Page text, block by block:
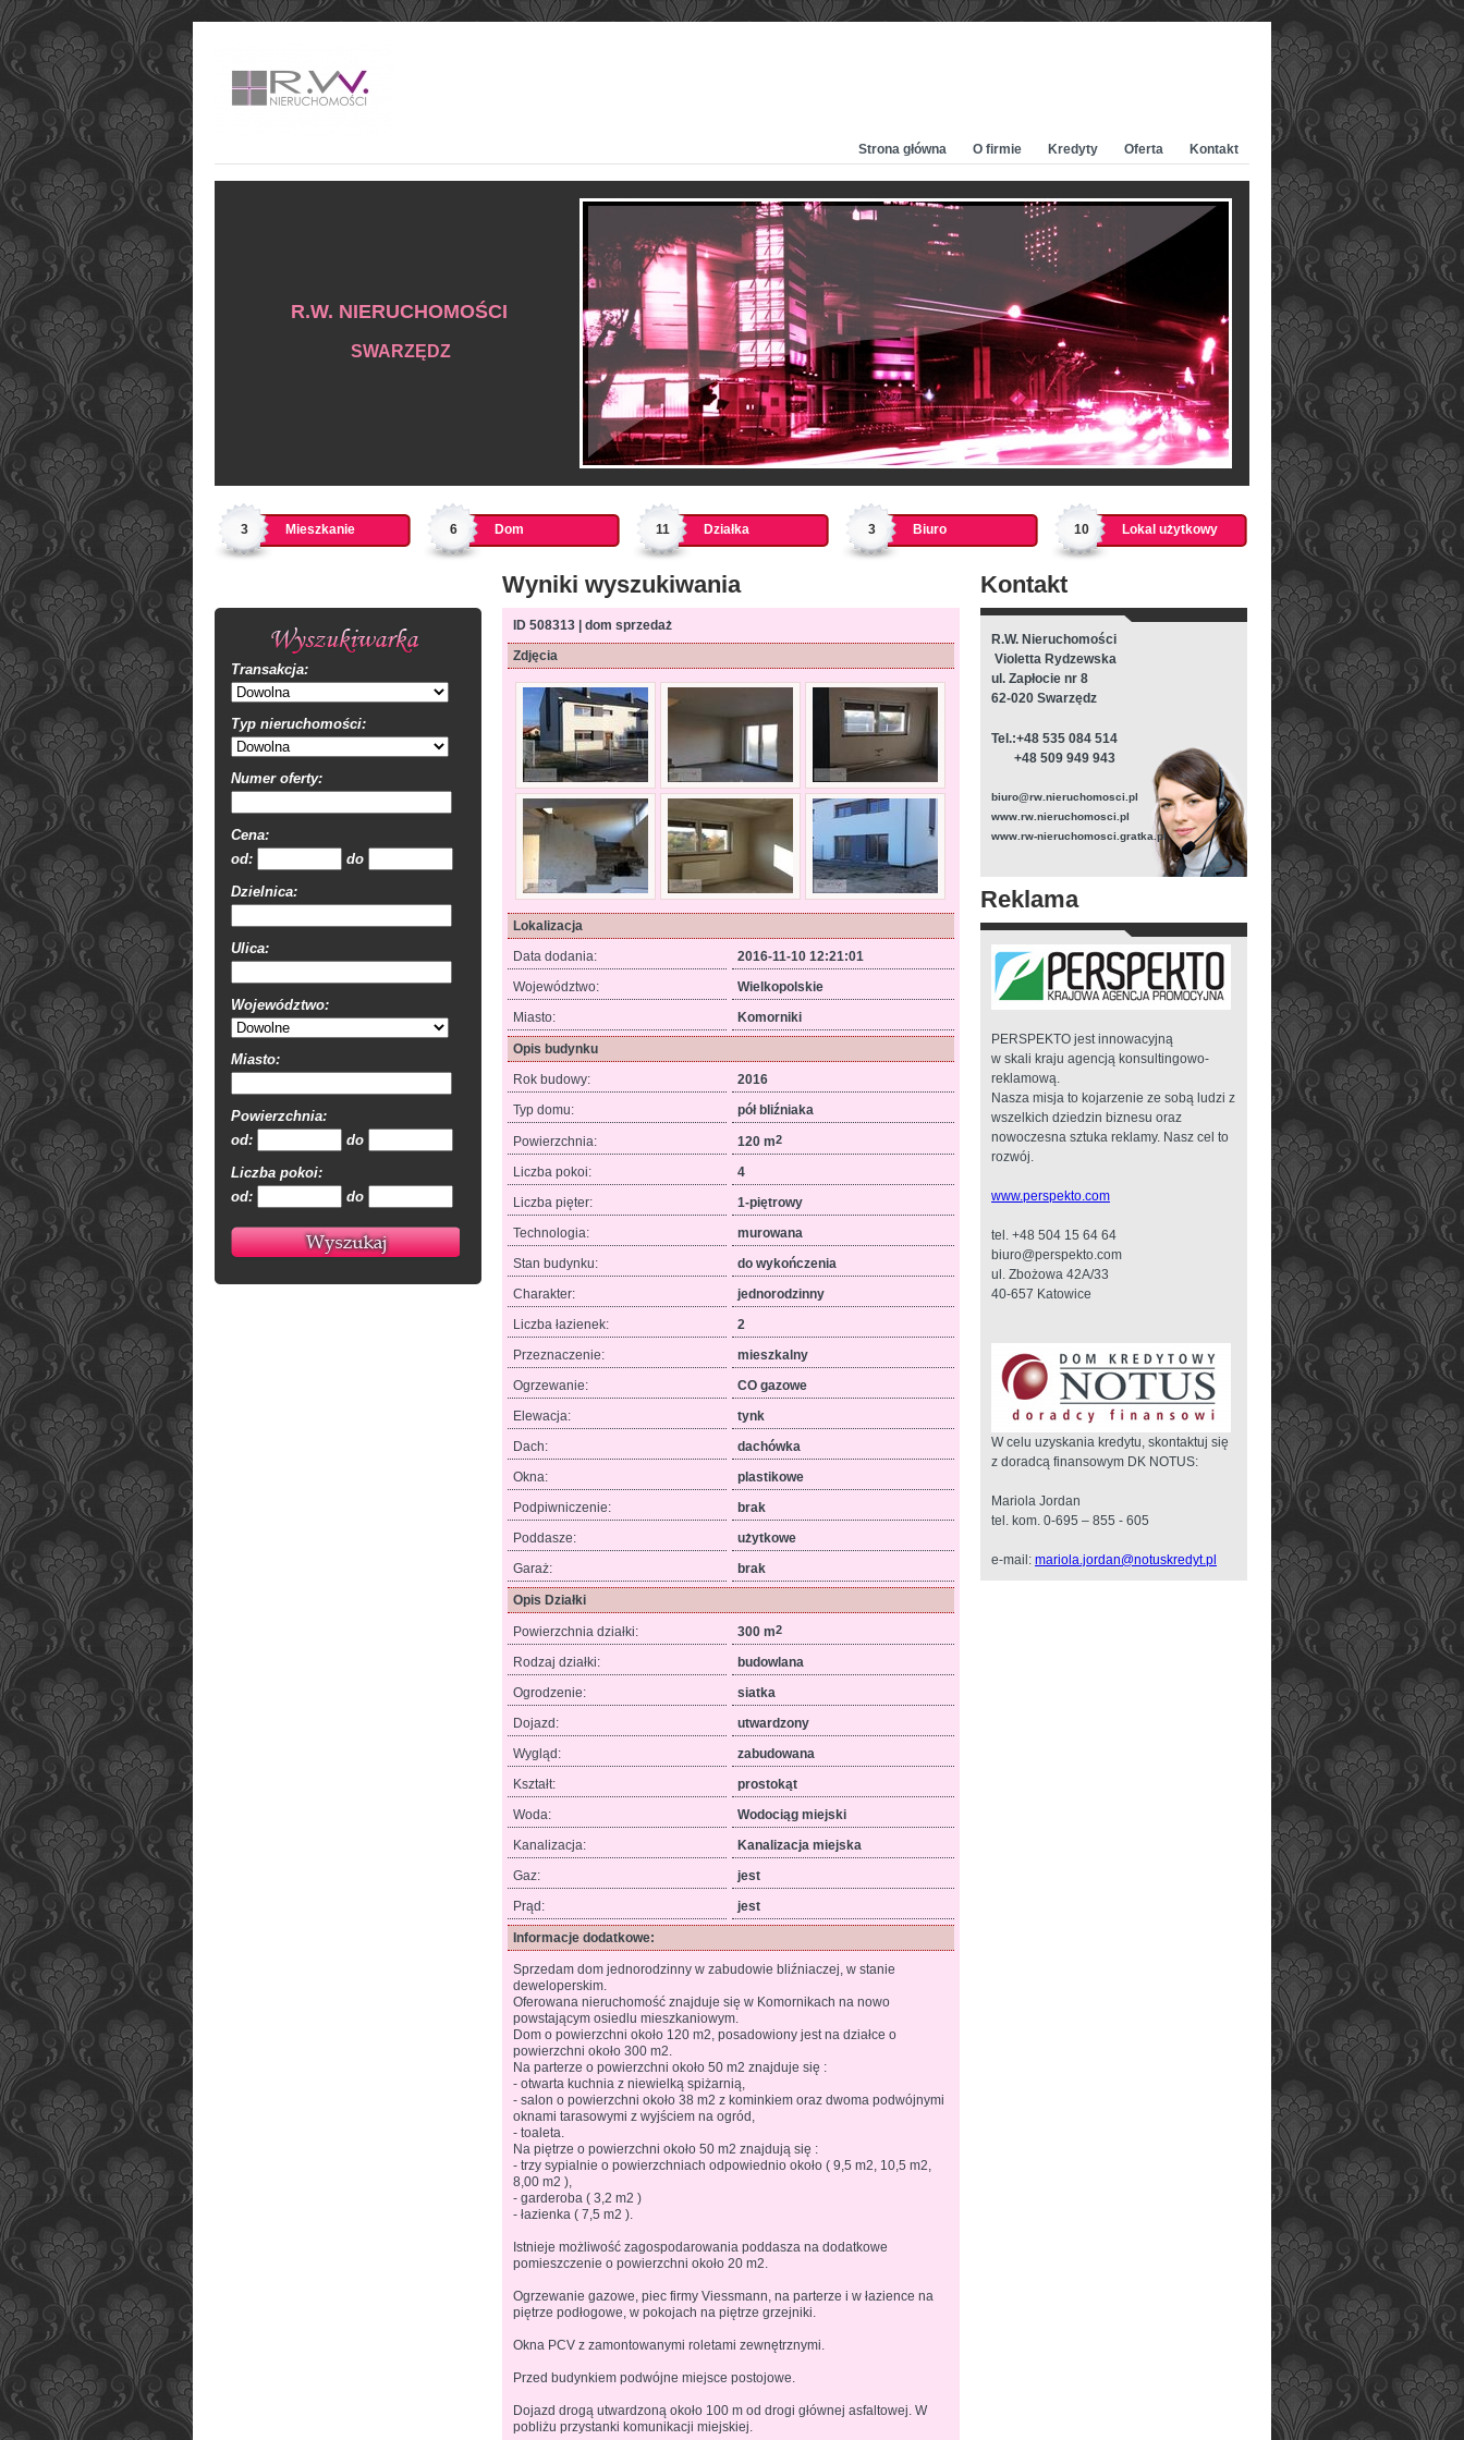
Strona główna O firmie Kredyty Oferta Kontakt
R.W. NIERUCHOMOŚCI
SWARZĘDZ
3 Mieszkanie 6 Dom 11 Działka 3 Biuro 10 Lokal użytkowy
Transakcja:
Typ nieruchomości:
Numer oferty:
Cena:
od:
do
Dzielnica:
Ulica:
Województwo:
Miasto:
Powierzchnia:
od:
do
Liczba pokoi:
od:
do
Wyniki wyszukiwania
ID 508313 | dom sprzedaż
Zdjęcia
Lokalizacja
Data dodania:
2016-11-10 12:21:01
Województwo:
Wielkopolskie
Miasto:
Komorniki
Opis budynku
Rok budowy:
2016
Typ domu:
pół bliźniaka
Powierzchnia: 120 m2
Liczba pokoi:
4
Liczba pięter:
1-piętrowy
Technologia:
murowana
Stan budynku:
do wykończenia
Charakter:
jednorodzinny
Liczba łazienek:
2
Przeznaczenie:
mieszkalny
Ogrzewanie:
CO gazowe
Elewacja:
tynk
Dach:
dachówka
Okna:
plastikowe
Podpiwniczenie:
brak
Poddasze:
użytkowe
Garaż:
brak
Opis Działki
Powierzchnia działki: 300 m2
Rodzaj działki:
budowlana
Ogrodzenie:
siatka
Dojazd:
utwardzony
Wygląd:
zabudowana
Kształt:
prostokąt
Woda:
Wodociąg miejski
Kanalizacja:
Kanalizacja miejska
Gaz:
jest
Prąd:
jest
Informacje dodatkowe:
Sprzedam dom jednorodzinny w zabudowie bliźniaczej, w stanie
deweloperskim.
Oferowana nieruchomość znajduje się w Komornikach na nowo
powstającym osiedlu mieszkaniowym.
Dom o powierzchni około 120 m2, posadowiony jest na działce o
powierzchni około 300 m2.
Na parterze o powierzchni około 50 m2 znajduje się :
- otwarta kuchnia z niewielką spiżarnią,
- salon o powierzchni około 38 m2 z kominkiem oraz dwoma podwójnymi
oknami tarasowymi z wyjściem na ogród,
- toaleta.
Na piętrze o powierzchni około 50 m2 znajdują się :
- trzy sypialnie o powierzchniach odpowiednio około ( 9,5 m2, 10,5 m2,
8,00 m2 ),
- garderoba ( 3,2 m2 )
- łazienka ( 7,5 m2 ).
Istnieje możliwość zagospodarowania poddasza na dodatkowe
pomieszczenie o powierzchni około 20 m2.
Ogrzewanie gazowe, piec firmy Viessmann, na parterze i w łazience na
piętrze podłogowe, w pokojach na piętrze grzejniki.
Okna PCV z zamontowanymi roletami zewnętrznymi.
Przed budynkiem podwójne miejsce postojowe.
Dojazd drogą utwardzoną około 100 m od drogi głównej asfaltowej. W
pobliżu przystanki komunikacji miejskiej.
Kontakt
R.W. Nieruchomości
Violetta Rydzewska
ul. Zapłocie nr 8
62-020 Swarzędz
Tel.:+48 535 084 514
+48 509 949 943
biuro@rw.nieruchomosci.pl
www.rw.nieruchomosci.pl
www.rw-nieruchomosci.gratka.pl
Reklama
PERSPEKTO jest innowacyjną
w skali kraju agencją konsultingowo-
reklamową.
Nasza misja to kojarzenie ze sobą ludzi z
wszelkich dziedzin biznesu oraz
nowoczesna sztuka reklamy. Nasz cel to
rozwój.
www.perspekto.com
tel. +48 504 15 64 64
biuro@perspekto.com
ul. Zbożowa 42A/33
40-657 Katowice
W celu uzyskania kredytu, skontaktuj się
z doradcą finansowym DK NOTUS:
Mariola Jordan
tel. kom. 0-695 – 855 - 605
e-mail: mariola.jordan@notuskredyt.pl